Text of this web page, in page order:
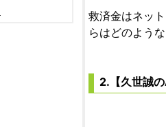
救済金はネッ
らはどのような
2.【久世誠